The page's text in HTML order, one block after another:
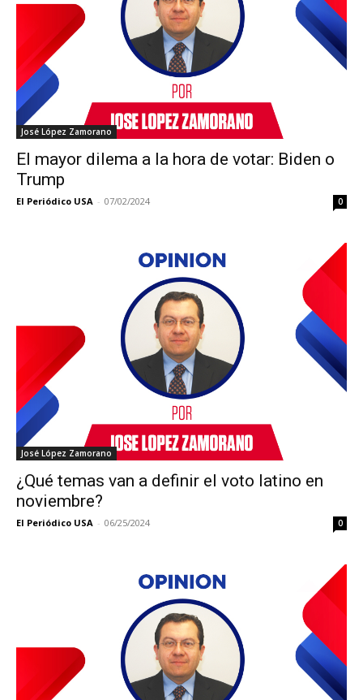
José López Zamorano
El mayor dilema a la hora de votar: Biden o
Trump
El Periódico USA - 07/02/2024 0
José López Zamorano
¿Qué temas van a definir el voto latino en
noviembre?
El Periódico USA - 06/25/2024 0